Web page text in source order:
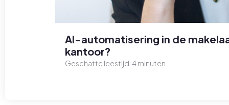
AI-automatisering in de
kantoor?
Geschatte leestijd:4 minuten